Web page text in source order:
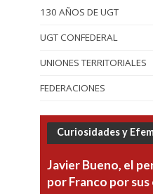
130 AÑOS DE UGT
UGT CONFEDERAL
UNIONES TERRITORIALES
FEDERACIONES
Curiosidades y
Javier Bueno, el
por Franco por